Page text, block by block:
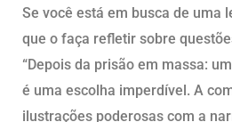
Se você está em busca de uma
que o faça refletir sobre
“Depois da prisão em massa:
é uma escolha imperdível. A
ilustrações poderosas com a